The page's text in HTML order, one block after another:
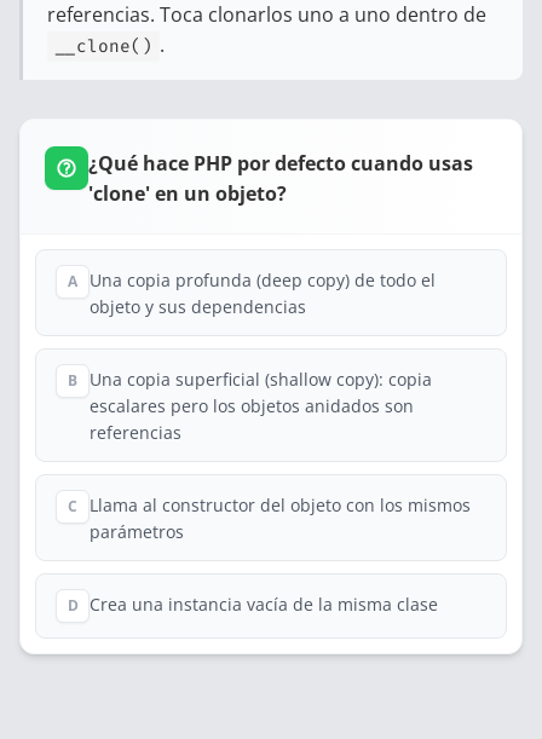
referencias. Toca clonarlos uno a uno dentro de
__clone() .
¿Qué hace PHP por defecto cuando usas
'clone' en un objeto?
A
Una copia profunda (deep copy) de todo el
objeto y sus dependencias
B
Una copia superficial (shallow copy): copia
escalares pero los objetos anidados son
referencias
C
Llama al constructor del objeto con los mismos
parámetros
D Crea una instancia vacía de la misma clase